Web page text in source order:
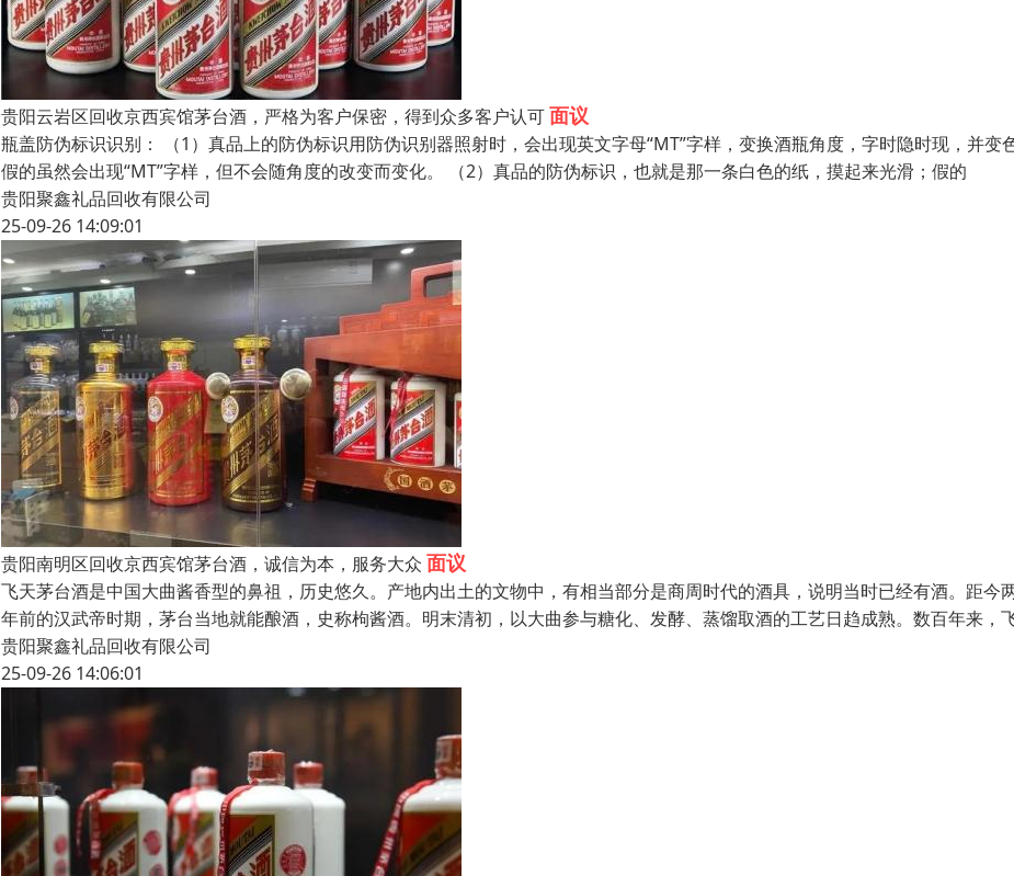
贵阳云岩区回收京西宾馆茅台酒，严格为客户保密，得到众多客户认可面议
瓶盖防伪标识识别： （1）真品上的防伪标识用防伪识别器照射时，会出现英文字母“MT”字样，变换酒瓶角度，字时隐时现，并变
假的虽然会出现“MT”字样，但不会随角度的改变而变化。 （2）真品的防伪标识，也就是那一条白色的纸，摸起来光滑；假的
贵阳聚鑫礼品回收有限公司
25-09-26 14:09:01
贵阳南明区回收京西宾馆茅台酒，诚信为本，服务大众 面议
飞天茅台酒是中国大曲酱香型的鼻祖，历史悠久。产地内出土的文物中，有相当部分是商周时代的酒具，说明当时已经有酒。距今
年前的汉武帝时期，茅台当地就能酿酒，史称枸酱酒。明末清初，以大曲参与糖化、发酵、蒸馏取酒的工艺日趋成熟。数百年来，
贵阳聚鑫礼品回收有限公司
25-09-26 14:06:01